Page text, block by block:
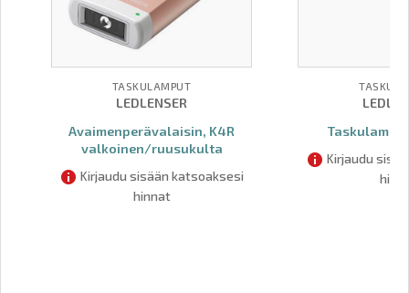
TASKULAMPUT
LEDLENSER
Avaimenperävalaisin, K4R
valkoinen/ruusukulta
Kirjaudu sisään katsoaksesi
hinnat
Kirjaudu